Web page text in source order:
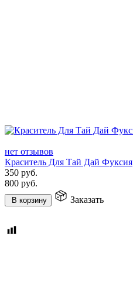
нет отзывов
Краситель Для Тай Дай Фуксия
350 руб.
800 руб.
В корзину Заказать